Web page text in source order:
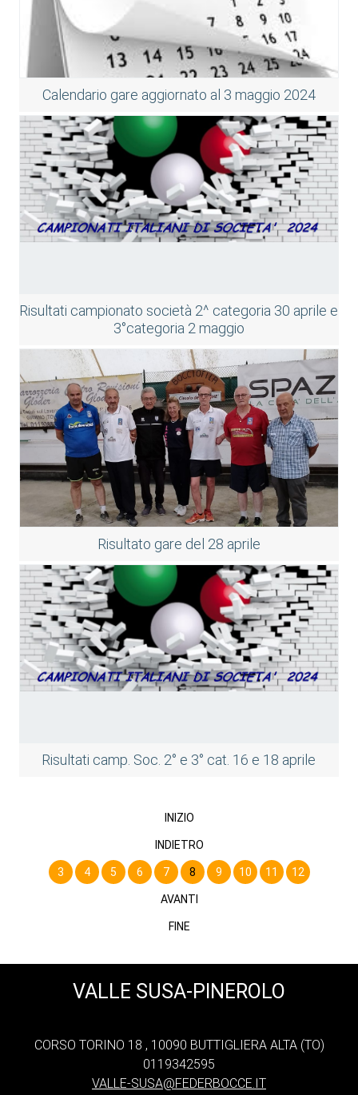
Calendario gare aggiornato al 3 maggio 2024
Risultati campionato società 2^ categoria 30 aprile e
3°categoria 2 maggio
Risultato gare del 28 aprile
Risultati camp. Soc. 2° e 3° cat. 16 e 18 aprile
INIZIO
INDIETRO
3 4 5 6 7 8 9 10 11 12
AVANTI
FINE
VALLE SUSA-PINEROLO
CORSO TORINO 18 , 10090 BUTTIGLIERA ALTA (TO)
0119342595
VALLE-SUSA@FEDERBOCCE.IT